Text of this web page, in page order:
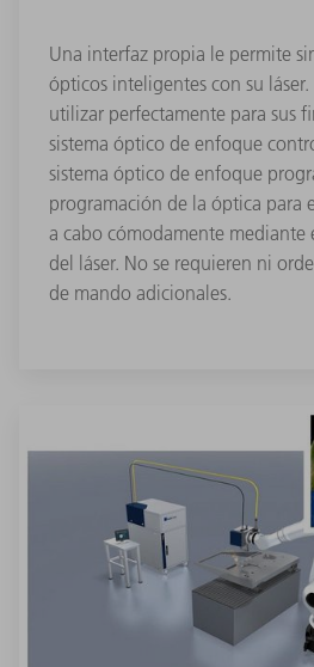
Una interfaz propia le permite
ópticos inteligentes con su
utilizar perfectamente para sus
sistema óptico de enfoque
sistema óptico de enfoque
programación de la óptica para
a cabo cómodamente mediante
del láser. No se requieren ni
de mando adicionales.